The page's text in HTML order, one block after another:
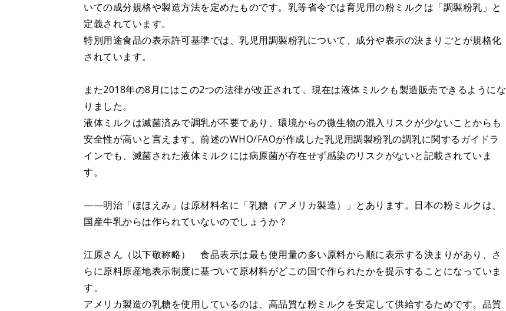
いての成分規格や製造方法を定めたものです。乳等省令では育児用の粉ミルクは「調製粉乳」と
定義されています。
特別用途食品の表示許可基準では、乳児用調製粉乳について、成分や表示の決まりごとが規格化
されています。
また2018年の8月にはこの2つの法律が改正されて、現在は液体ミルクも製造販売できるようにな
りました。
液体ミルクは滅菌済みで調乳が不要であり、環境からの微生物の混入リスクが少ないことからも
安全性が高いと言えます。前述のWHO/FAOが作成した乳児用調製粉乳の調乳に関するガイドラ
インでも、滅菌された液体ミルクには病原菌が存在せず感染のリスクがないと記載されていま
す。
――明治「ほほえみ」は原材料名に「乳糖（アメリカ製造）」とあります。日本の粉ミルクは、
国産牛乳からは作られていないのでしょうか？
江原さん（以下敬称略） 食品表示は最も使用量の多い原料から順に表示する決まりがあり、さ
らに原料原産地表示制度に基づいて原材料がどこの国で作られたかを提示することになっていま
す。
アメリカ製造の乳糖を使用しているのは、高品質な粉ミルクを安定して供給するためです。品質